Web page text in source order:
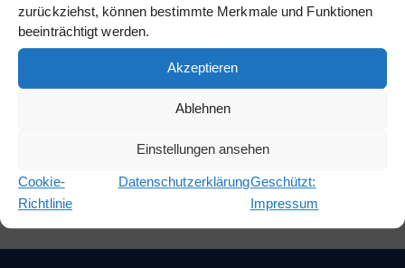
zurückziehst, können bestimmte Merkmale und Funktionen
beeinträchtigt werden.
Akzeptieren
Ablehnen
Einstellungen ansehen
Cookie-
Richtlinie
DatenschutzerklärungGeschützt:
Impressum
automatischen Notstrombetrieb können Sie unter
anderem dem passenden Zubehör entnehmen. Gerne
Anlage, sodass Ihrem Einsatz nichts im Wege steht. Wir
Angebot anfordern